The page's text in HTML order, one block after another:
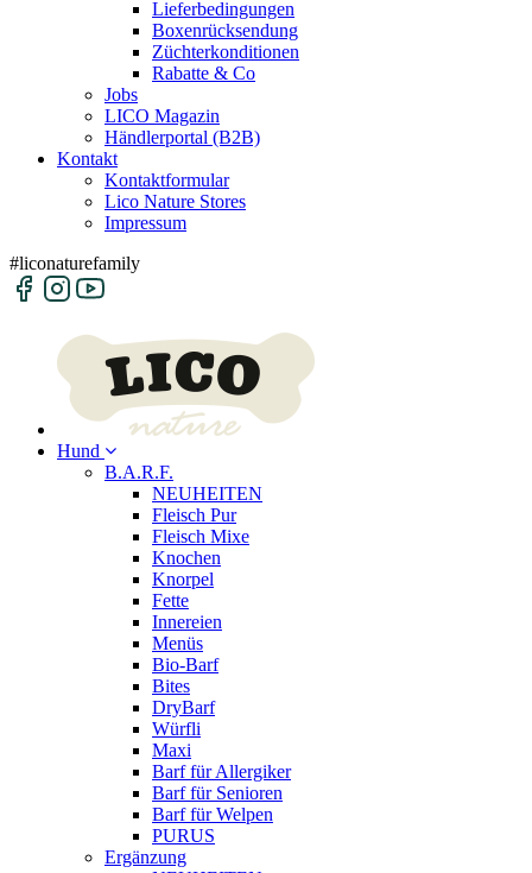
Lieferbedingungen
Boxenrücksendung
Züchterkonditionen
Rabatte & Co
Jobs
LICO Magazin
Händlerportal (B2B)
Kontakt
Kontaktformular
Lico Nature Stores
Impressum
#liconaturefamily
Hund
B.A.R.F.
NEUHEITEN
Fleisch Pur
Fleisch Mixe
Knochen
Knorpel
Fette
Innereien
Menüs
Bio-Barf
Bites
DryBarf
Würfli
Maxi
Barf für Allergiker
Barf für Senioren
Barf für Welpen
PURUS
Ergänzung